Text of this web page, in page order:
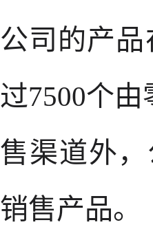
公司的产品
过7500个
售渠道外
销售产品。